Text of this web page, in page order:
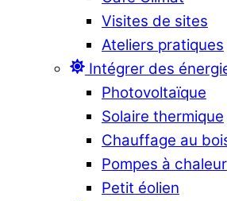
Visites de sites
Ateliers pratiques
Intégrer des
Photovoltaïque
Solaire thermique
Chauffage au
Pompes à chaleur
Petit éolien